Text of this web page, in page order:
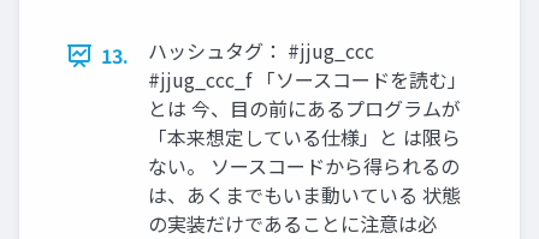
13.
ハッシュタグ： #jjug_ccc
#jjug_ccc_f 「ソースコードを読む」
とは 今、目の前にあるプログラムが
「本来想定している仕様」と は限ら
ない。 ソースコードから得られるの
は、あくまでもいま動いている 状態
の実装だけであることに注意は必